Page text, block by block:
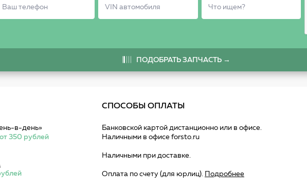
ПОДОБРАТЬ ЗАПЧАСТЬ →
в-день»
от 350 рублей
СПОСОБЫ ОПЛАТЫ
Банковской картой дистанционно или в офисе.
Наличными в офисе forsto.ru
Наличными при доставке.
Оплата по счету (для юрлиц). Подробнее